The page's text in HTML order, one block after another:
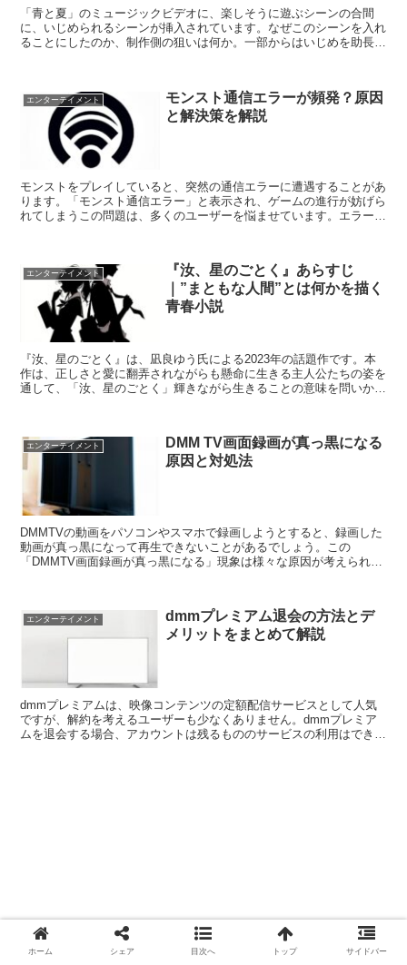
「青と夏」のミュージックビデオに、楽しそうに遊ぶシーンの合間
に、いじめられるシーンが挿入されています。なぜこのシーンを入れ
ることにしたのか、制作側の狙いは何か。一部からはいじめを助長す
エンターテイメント
モンスト通信エラーが頻発？原因
と解決策を解説
モンストをプレイしていると、突然の通信エラーに遭遇することがあ
ります。「モンスト通信エラー」と表示され、ゲームの進行が妨げら
れてしまうこの問題は、多くのユーザーを悩ませています。エラーコ
エンターテイメント
『汝、星のごとく』あらすじ
｜”まともな人間”とは何かを描く
青春小説
『汝、星のごとく』は、凪良ゆう氏による2023年の話題作です。本
作は、正しさと愛に翻弄されながらも懸命に生きる主人公たちの姿を
通して、「汝、星のごとく」輝きながら生きることの意味を問いかけ
エンターテイメント
DMM TV画面録画が真っ黒になる
原因と対処法
DMMTVの動画をパソコンやスマホで録画しようとすると、録画した
動画が真っ黒になって再生できないことがあるでしょう。この
「DMMTV画面録画が真っ黒になる」現象は様々な原因が考えられま
エンターテイメント
dmmプレミアム退会の方法とデ
メリットをまとめて解説
dmmプレミアムは、映像コンテンツの定額配信サービスとして人気
ですが、解約を考えるユーザーも少なくありません。dmmプレミア
ムを退会する場合、アカウントは残るもののサービスの利用はできな
ホーム シェア 目次へ トップ サイドバー